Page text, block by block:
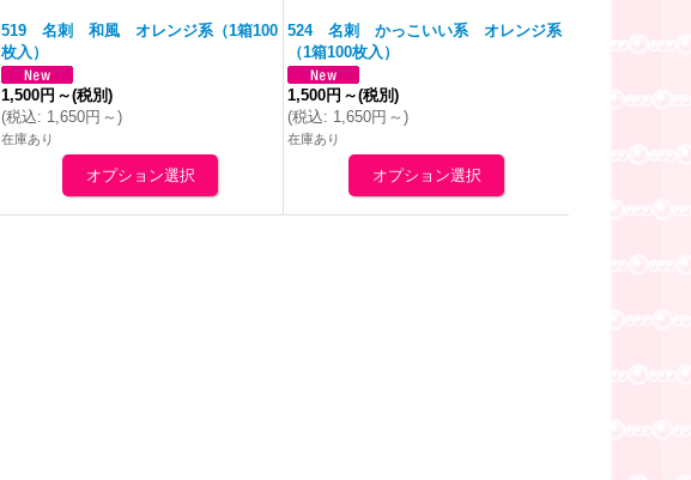
519 名刺 和風オレンジ系（1箱100
枚入）
1,500円 ～(税別)
(税込: 1,650円 ～)
在庫あり
524 名刺 かっこいい系オレンジ系
（1箱100枚入）
1,500円 ～(税別)
(税込: 1,650円 ～)
在庫あり